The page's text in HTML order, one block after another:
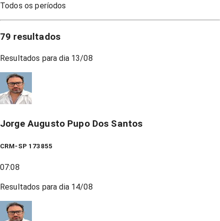
Todos os períodos
79 resultados
Resultados para dia 13/08
Jorge Augusto Pupo Dos Santos
CRM-SP 173855
07:08
Resultados para dia 14/08